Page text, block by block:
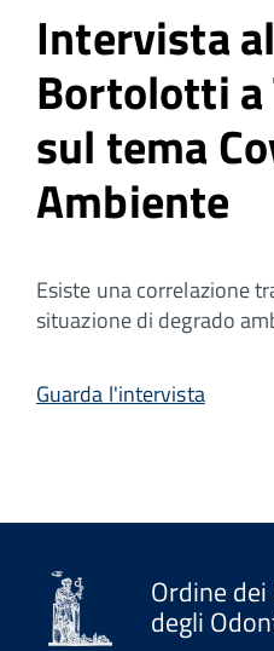
Intervista
Bortolotti a
sul tema
Ambiente
Esiste una correlazione
situazione di degrado
Guarda l'intervista
Ordine
degli